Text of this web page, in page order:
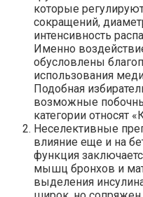
которые
сокращений,
интенсивность
Именно
обусловлены
использования
Подобная
возможные
категории относят
Неселективные
влияние еще и на
функция
мышц бронхов и
выделения